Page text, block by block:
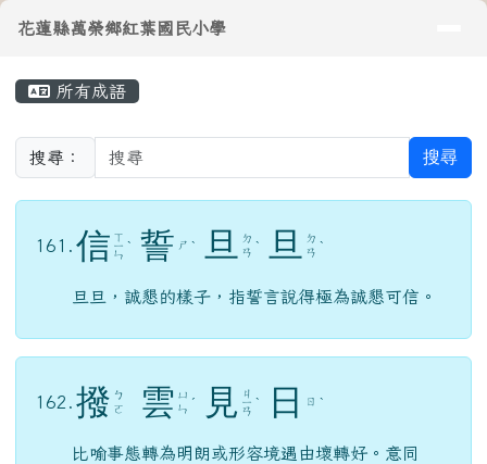
花蓮縣萬榮鄉紅葉國民小學
導覽列
花蓮縣萬榮鄉紅葉國民小學
所有成語
搜尋： 搜尋
161. 信 ㄒ
ㄧ
ㄣ
ˋ 誓 ㄕ ˋ 旦 ㄉ
ㄢ ˋ 旦 ㄉ
ㄢ ˋ
旦旦，誠懇的樣子，指誓言說得極為誠懇可信。
162. 撥 ㄅ
ㄛ
雲 ㄩ
ㄣ ˊ 見 ㄐ
ㄧ
ㄢ
ˋ 日 ㄖ ˋ
比喻事態轉為明朗或形容境遇由壞轉好。意同